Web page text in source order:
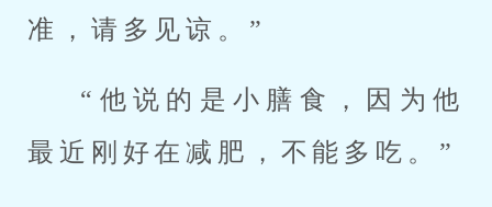
准，请多见谅。”
“他说的是小膳食，因为他
最近刚好在减肥，不能多吃。”